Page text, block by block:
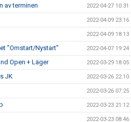
av terminen 2022-04-27 10:31
2022-04-09 23:16
2022-04-09 18:13
"Omstart/Nystart" 2022-04-07 19:24
Open + Läger 2022-03-29 18:05
JK 2022-03-26 22:10
2022-03-26 07:25
2022-03-23 21:12
2022-03-23 08:46